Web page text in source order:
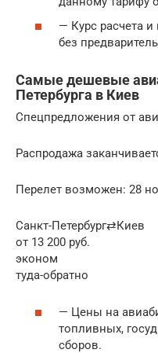
— Курс расчета и
без
Самые дешевые
Петербурга в Киев
Спецпредложения от
Распродажа
Перелет возможен: 28
Санкт-Петербург⇄Киев
от 13 200 руб.
эконом
туда-обратно
— Цены на
топливных,
сборов.